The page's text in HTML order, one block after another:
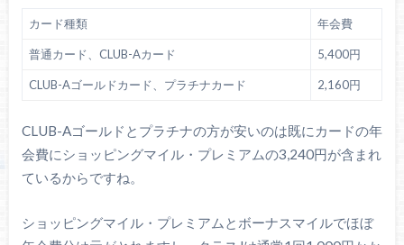
カード種類 年会費
普通カード、CLUB-Aカード 5,400円
CLUB-Aゴールドカード、プラチナカード 2,160円
CLUB-Aゴールドとプラチナの方が安いのは既にカードの年
会費にショッピングマイル・プレミアムの3,240円が含まれ
ているからですね。
ショッピングマイル・プレミアムとボーナスマイルでほぼ